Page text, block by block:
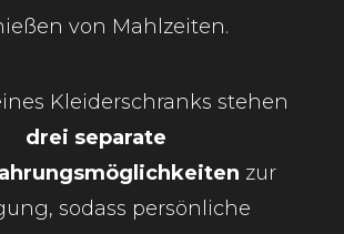
von Mahlzeiten.
Kleiderschranks stehen
drei separate
zur
sodass persönliche